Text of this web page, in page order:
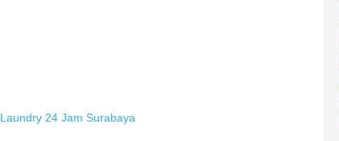
Laundry 24 Jam Surabaya